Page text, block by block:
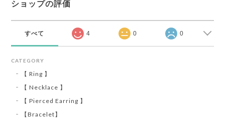
ショップの評価
すべて 4 0 0
CATEGORY
【 Ring 】
【 Necklace 】
【 Pierced Earring 】
【Bracelet】